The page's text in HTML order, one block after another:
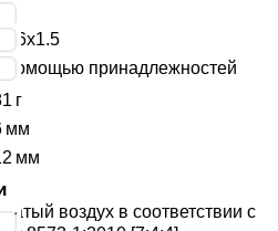
M16x1.5
с помощью принадлежностей
г
мм
мм
воздух в соответствии с